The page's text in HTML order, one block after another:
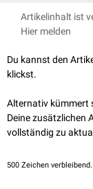
Es sind 2
3-
3-T1 kann durch5-
durch Deiodierung
Artikelinhalt ist
Hier melden
Du kannst den
klickst.
Alternativ kümmert
Deine zusätzlichen
vollständig zu
500 Zeichen